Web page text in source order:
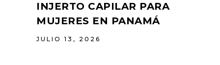
INJERTO CAPILAR PARA
MUJERES EN PANAMÁ
JULIO 13, 2026